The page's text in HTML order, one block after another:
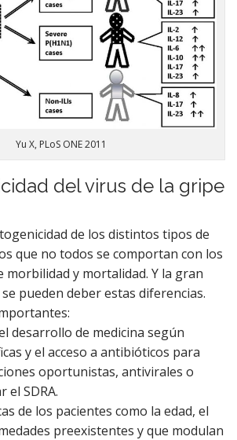
Yu X, PLoS ONE 2011
del virus de la gripe
de los distintos tipos de
que no todos se comportan con los
morbilidad y mortalidad. Y la gran
pueden deber estas diferencias.
desarrollo de medicina según
y el acceso a antibióticos para
oportunistas, antivirales o
el SDRA.
de los pacientes como la edad, el
preexistentes y que modulan